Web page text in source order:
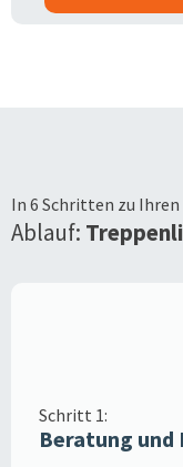
In 6 Schritten zu
Ablauf:
Schritt 1:
Beratung und